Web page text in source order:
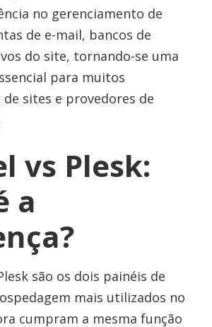
no gerenciamento de
de e-mail, bancos de
do site, tornando-se uma
para muitos
sites e provedores de
vs Plesk:
a
são os dois painéis de
mais utilizados no
cumpram a mesma função